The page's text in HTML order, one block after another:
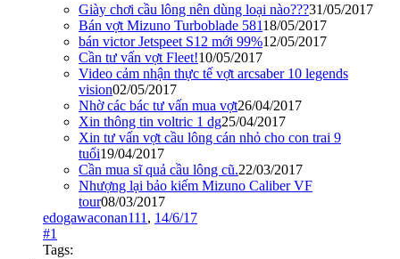
Giày chơi cầu lông nên dùng loại nào???31/05/2017
Bán vợt Mizuno Turboblade 58118/05/2017
bán victor Jetspeet S12 mới 99%12/05/2017
Cần tư vấn vợt Fleet!10/05/2017
Video cảm nhận thực tế vợt arcsaber 10 legends
vision02/05/2017
Nhờ các bác tư vấn mua vợt26/04/2017
Xin thông tin voltric 1 dg25/04/2017
Xin tư vấn vợt cầu lông cán nhỏ cho con trai 9
tuổi19/04/2017
Cần mua sĩ quả cầu lông cũ.22/03/2017
Nhượng lại bảo kiếm Mizuno Caliber VF
tour08/03/2017
edogawaconan111 , 14/6/17
#1
Tags: